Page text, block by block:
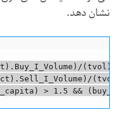
نشان دهد.